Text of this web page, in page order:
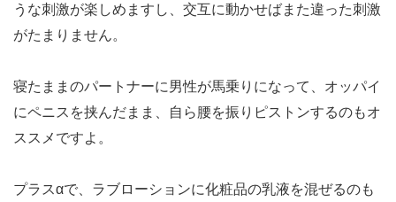
うな刺激が楽しめますし、交互に動かせばまた違った刺激
がたまりません。
寝たままのパートナーに男性が馬乗りになって、オッパイ
にペニスを挟んだまま、自ら腰を振りピストンするのもオ
ススメですよ。
プラスαで、ラブローションに化粧品の乳液を混ぜるのも